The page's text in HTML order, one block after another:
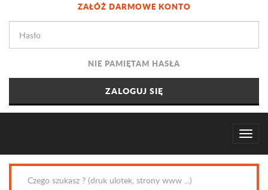
ZAŁÓŻ DARMOWE KONTO
NIE PAMIĘTAM HASŁA